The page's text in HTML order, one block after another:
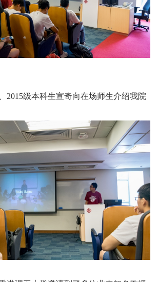
2015级本科生宣奇向在场师生介绍我院